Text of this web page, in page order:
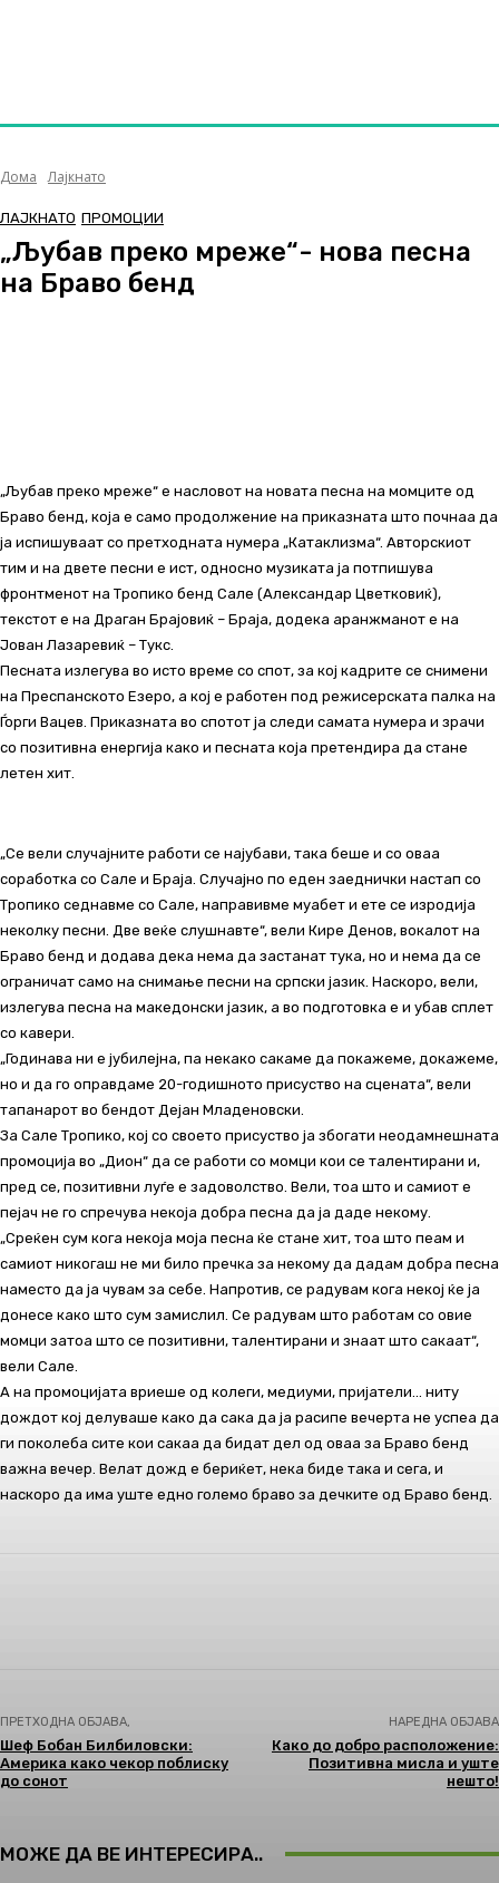
Дома Лајкнато
ЛАЈКНАТО ПРОМОЦИИ
„Љубав преко мреже“- нова песна
на Браво бенд
„Љубав преко мреже“ е насловот на новата песна на момците од
Браво бенд, која е само продолжение на приказната што почнаа да
ја испишуваат со претходната нумера „Катаклизма“. Авторскиот
тим и на двете песни е ист, односно музиката ја потпишува
фронтменот на Тропико бенд Сале (Александар Цветковиќ),
текстот е на Драган Брајовиќ – Браја, додека аранжманот е на
Јован Лазаревиќ – Тукс.
Песната излегува во исто време со спот, за кој кадрите се снимени
на Преспанското Езеро, а кој е работен под режисерската палка на
Ѓорги Вацев. Приказната во спотот ја следи самата нумера и зрачи
со позитивна енергија како и песната која претендира да стане
летен хит.
„Се вели случајните работи се најубави, така беше и со оваа
соработка со Сале и Браја. Случајно по еден заеднички настап со
Тропико седнавме со Сале, направивме муабет и ете се изродија
неколку песни. Две веќе слушнавте“, вели Кире Денов, вокалот на
Браво бенд и додава дека нема да застанат тука, но и нема да се
ограничат само на снимање песни на српски јазик. Наскоро, вели,
излегува песна на македонски јазик, а во подготовка е и убав сплет
со кавери.
„Годинава ни е јубилејна, па некако сакаме да покажеме, докажеме,
но и да го оправдаме 20-годишното присуство на сцената“, вели
тапанарот во бендот Дејан Младеновски.
За Сале Тропико, кој со своето присуство ја збогати неодамнешната
промоција во „Дион“ да се работи со момци кои се талентирани и,
пред се, позитивни луѓе е задоволство. Вели, тоа што и самиот е
пејач не го спречува некоја добра песна да ја даде некому.
„Среќен сум кога некоја моја песна ќе стане хит, тоа што пеам и
самиот никогаш не ми било пречка за некому да дадам добра песна
наместо да ја чувам за себе. Напротив, се радувам кога некој ќе ја
донесе како што сум замислил. Се радувам што работам со овие
момци затоа што се позитивни, талентирани и знаат што сакаат“,
вели Сале.
А на промоцијата вриеше од колеги, медиуми, пријатели… ниту
дождот кој делуваше како да сака да ја расипе вечерта не успеа да
ги поколеба сите кои сакаа да бидат дел од оваа за Браво бенд
важна вечер. Велат дожд е бериќет, нека биде така и сега, и
наскоро да има уште едно големо браво за дечките од Браво бенд.
ПРЕТХОДНА ОБЈАВА,
Шеф Бобан Билбиловски:
Америка како чекор поблиску
до сонот
НАРЕДНА ОБЈАВА
Како до добро расположение:
Позитивна мисла и уште
нешто!
МОЖЕ ДА ВЕ ИНТЕРЕСИРА..